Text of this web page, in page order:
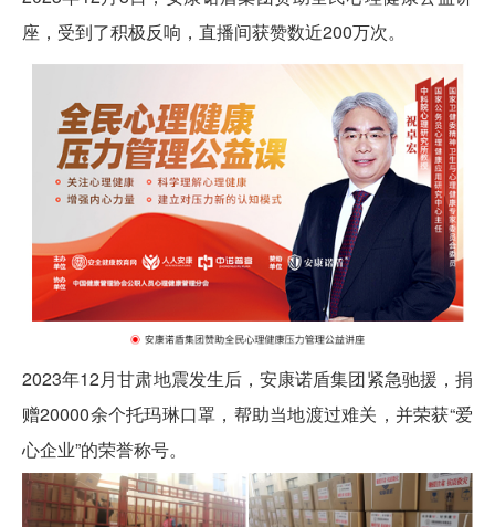
座，受到了积极反响，直播间获赞数近200万次。
2023年12月甘肃地震发生后，安康诺盾集团紧急驰援，捐
赠20000余个托玛琳口罩，帮助当地渡过难关，并荣获“爱
心企业”的荣誉称号。